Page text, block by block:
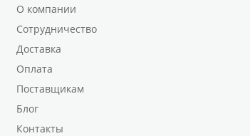
О компании
Сотрудничество
Доставка
Оплата
Поставщикам
Блог
Контакты